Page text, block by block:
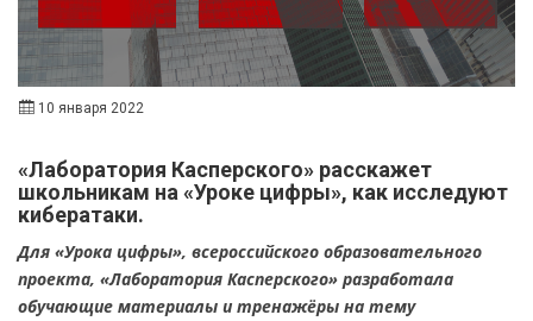
10 января 2022
«Лаборатория Касперского» расскажет
школьникам на «Уроке цифры», как исследуют
кибератаки.
Для «Урока цифры», всероссийского образовательного
проекта, «Лаборатория Касперского» разработала
обучающие материалы и тренажёры на тему